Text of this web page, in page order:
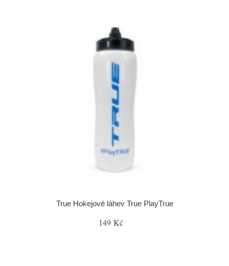
True Hokejové láhev True PlayTrue
149 Kč